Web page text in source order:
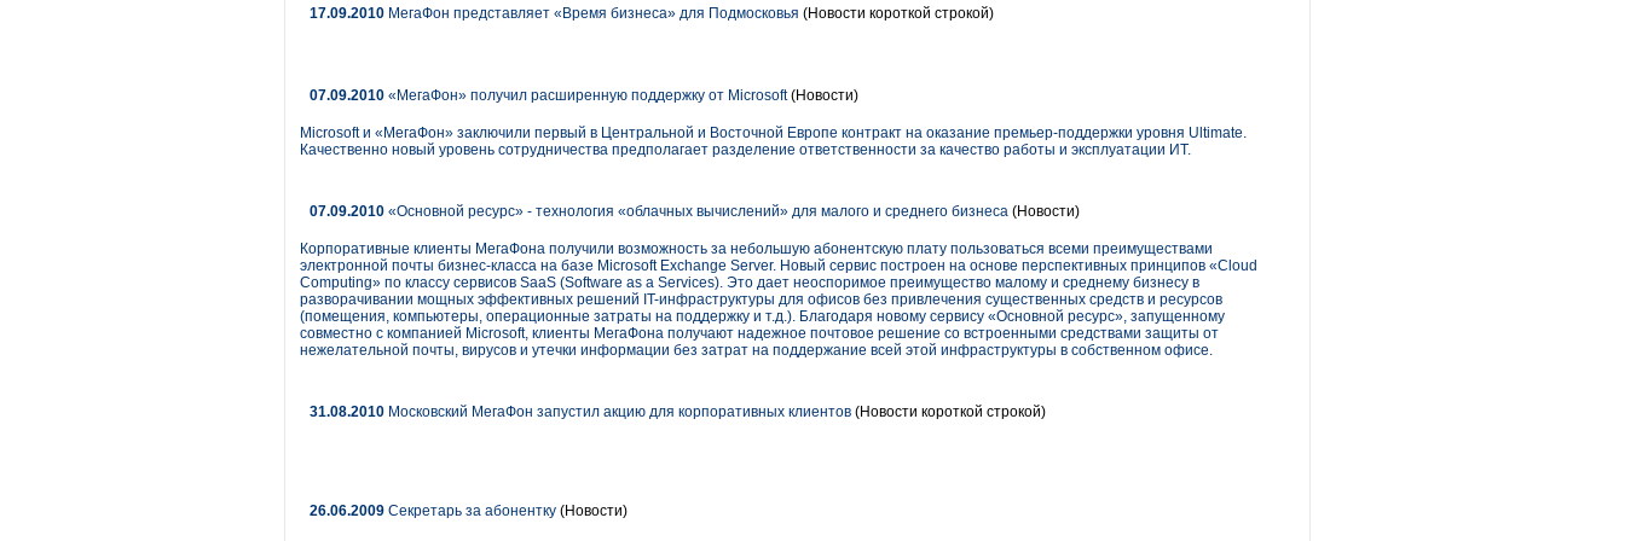
17.09.2010 МегаФон представляет «Время бизнеса» для Подмосковья (Новости короткой строкой)
07.09.2010 «МегаФон» получил расширенную поддержку от Microsoft(Новости)
Microsoft и «МегаФон» заключили первый в Центральной и Восточной Европе контракт на оказание премьер-поддержки уровня Ultimate.
Качественно новый уровень сотрудничества предполагает разделение ответственности за качество работы и эксплуатации ИТ.
07.09.2010 «Основной ресурс» - технология «облачных вычислений» для малого и среднего бизнеса (Новости)
Корпоративные клиенты МегаФона получили возможность за небольшую абонентскую плату пользоваться всеми преимуществами
электронной почты бизнес-класса на базе Microsoft Exchange Server. Новый сервис построен на основе перспективных принципов «Cloud
Computing» по классу сервисов SaaS (Software as a Services). Это дает неоспоримое преимущество малому и среднему бизнесу в
разворачивании мощных эффективных решений IT-инфраструктуры для офисов без привлечения существенных средств и ресурсов
(помещения, компьютеры, операционные затраты на поддержку и т.д.). Благодаря новому сервису «Основной ресурс», запущенному
совместно с компанией Microsoft, клиенты МегаФона получают надежное почтовое решение со встроенными средствами защиты от
нежелательной почты, вирусов и утечки информации без затрат на поддержание всей этой инфраструктуры в собственном офисе.
31.08.2010 Московский МегаФон запустил акцию для корпоративных клиентов (Новости короткой строкой)
26.06.2009 Секретарь за абонентку (Новости)